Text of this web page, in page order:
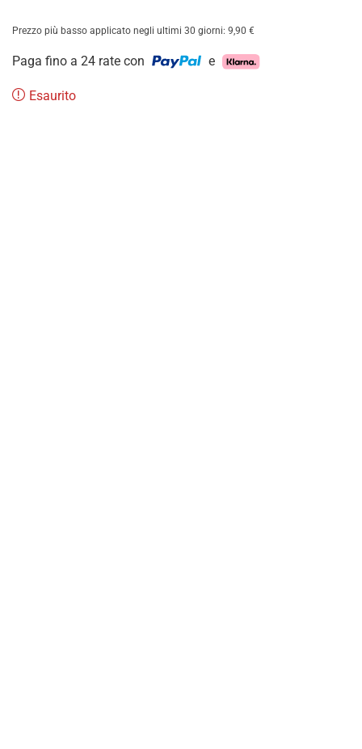
Prezzo più basso applicato negli ultimi 30 giorni: 9,90 €
Paga fino a 24 rate con e
Esaurito